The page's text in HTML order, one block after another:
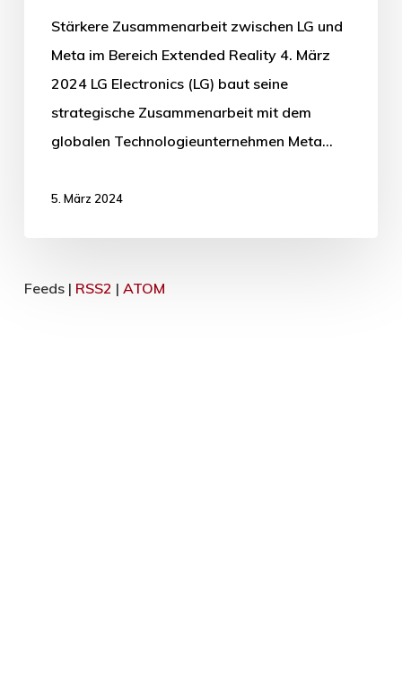
Stärkere Zusammenarbeit zwischen LG und
Meta im Bereich Extended Reality 4. März
2024 LG Electronics (LG) baut seine
strategische Zusammenarbeit mit dem
globalen Technologieunternehmen Meta…
5. März 2024
Feeds | RSS2 | ATOM